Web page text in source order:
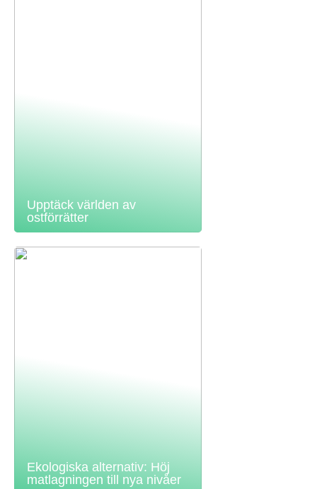
Upptäck världen av
ostförrätter
Ekologiska alternativ: Höj
matlagningen till nya nivåer